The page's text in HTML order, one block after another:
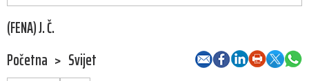
(FENA) J. Č.
Početna > Svijet